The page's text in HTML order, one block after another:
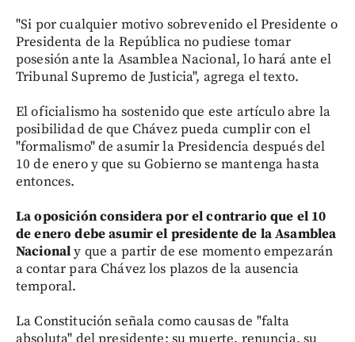
"Si por cualquier motivo sobrevenido el Presidente o
Presidenta de la República no pudiese tomar
posesión ante la Asamblea Nacional, lo hará ante el
Tribunal Supremo de Justicia", agrega el texto.
El oficialismo ha sostenido que este artículo abre la
posibilidad de que Chávez pueda cumplir con el
"formalismo" de asumir la Presidencia después del
10 de enero y que su Gobierno se mantenga hasta
entonces.
La oposición considera por el contrario que el 10
de enero debe asumir el presidente de la Asamblea
Nacionaly que a partir de ese momento empezarán
a contar para Chávez los plazos de la ausencia
temporal.
La Constitución señala como causas de "falta